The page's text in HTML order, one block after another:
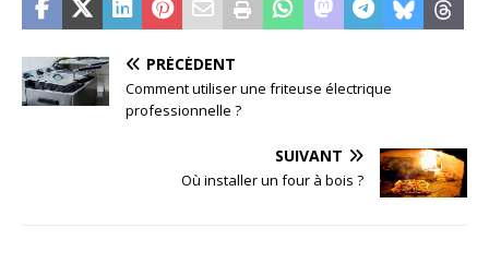
PRÉCÉDENT
Comment utiliser une friteuse électrique
professionnelle ?
SUIVANT
Où installer un four à bois ?